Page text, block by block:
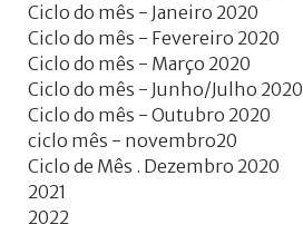
Ciclo do mês - Janeiro 2020
Ciclo do mês - Fevereiro 2020
Ciclo do mês - Março 2020
Ciclo do mês - Junho/Julho 2020
Ciclo do mês - Outubro 2020
ciclo mês - novembro20
Ciclo de Mês . Dezembro 2020
2021
2022